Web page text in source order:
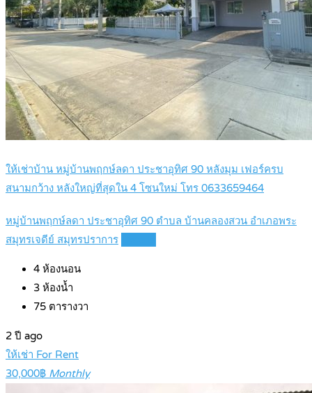
ให้เช่าบ้าน หมู่บ้านพฤกษ์ลดา ประชาอุทิศ 90 หลังมุม เฟอร์ครบ
สนามกว้าง หลังใหญ่ที่สุดใน 4 โซนใหม่ โทร 0633659464
หมู่บ้านพฤกษ์ลดา ประชาอุทิศ 90 ตำบล บ้านคลองสวน อำเภอพระ
สมุทรเจดีย์ สมุทรปราการ
4 ห้องนอน
3 ห้องน้ำ
75 ตารางวา
2 ปี ago
ให้เช่า For Rent
30,000฿ Monthly